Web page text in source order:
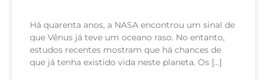
Há quarenta anos, a NASA encontrou um sinal de
que Vênus já teve um oceano raso. No entanto,
estudos recentes mostram que há chances de
que já tenha existido vida neste planeta. Os […]